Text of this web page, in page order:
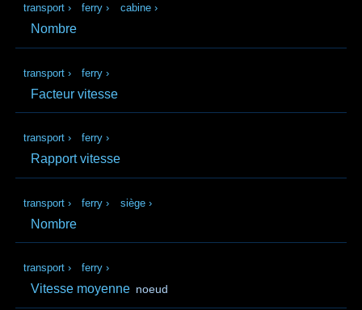
transport › ferry › cabine ›
Nombre
transport › ferry ›
Facteur vitesse
transport › ferry ›
Rapport vitesse
transport › ferry › siège ›
Nombre
transport › ferry ›
Vitesse moyenne noeud